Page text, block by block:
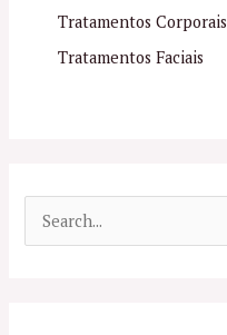
Tratamentos Corporais
Tratamentos Faciais